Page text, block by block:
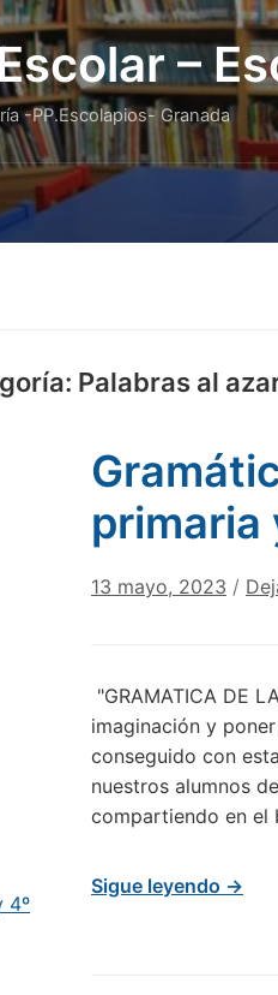
–
-PP.Escolapios- Granada
Palabras al
4º
primaria
13 mayo, 2023 /
"GRAMATICA DE
imaginación y
conseguido con
nuestros alumnos
compartiendo en
Sigue leyendo →